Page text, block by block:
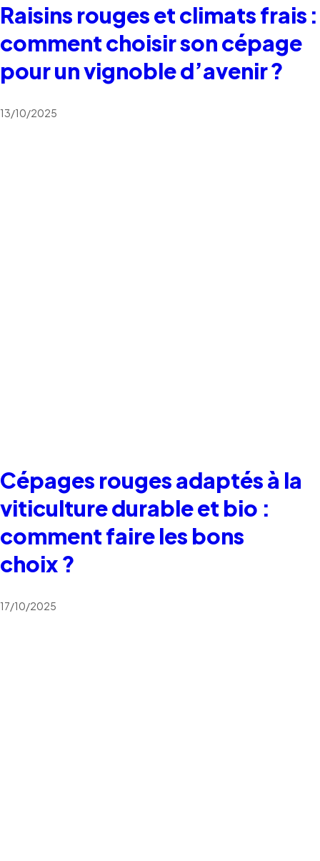
Raisins rouges et climats frais :
comment choisir son cépage
pour un vignoble d’avenir ?
13/10/2025
Cépages rouges adaptés à la
viticulture durable et bio :
comment faire les bons
choix ?
17/10/2025